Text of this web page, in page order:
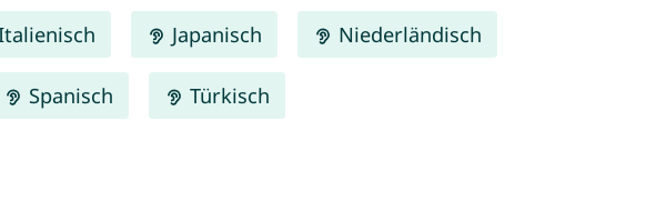
Japanisch Niederländisch
Spanisch Türkisch